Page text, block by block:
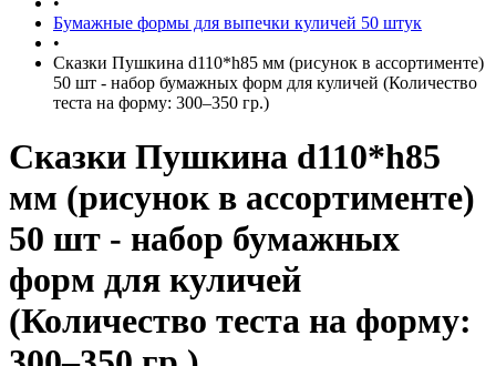
Бумажные формы для выпечки куличей 50 штук
•
Сказки Пушкина d110*h85 мм (рисунок в ассортименте)
50 шт - набор бумажных форм для куличей (Количество
теста на форму: 300–350 гр.)
Сказки Пушкина d110*h85
мм (рисунок в ассортименте)
50 шт - набор бумажных
форм для куличей
(Количество теста на форму: